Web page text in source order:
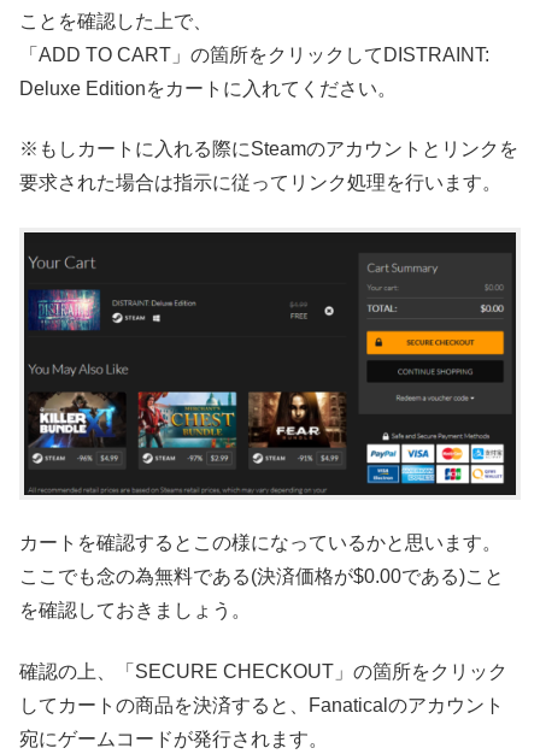
ことを確認した上で、
「ADD TO CART」の箇所をクリックしてDISTRAINT:
Deluxe Editionをカートに入れてください。
※もしカートに入れる際にSteamのアカウントとリンクを
要求された場合は指示に従ってリンク処理を行います。
カートを確認するとこの様になっているかと思います。
ここでも念の為無料である(決済価格が$0.00である)こと
を確認しておきましょう。
確認の上、「SECURE CHECKOUT」の箇所をクリック
してカートの商品を決済すると、Fanaticalのアカウント
宛にゲームコードが発行されます。